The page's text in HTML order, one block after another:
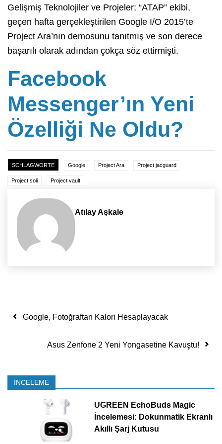
Gelişmiş Teknolojiler ve Projeler; “ATAP” ekibi,
geçen hafta gerçekleştirilen Google I/O 2015’te
Project Ara’nın demosunu tanıtmış ve son derece
başarılı olarak adından çokça söz ettirmişti.
Facebook
Messenger’ın Yeni
Özelliği Ne Oldu?
SCHLAGWORTE Google Project Ara Project jacguard
Project soli Project vault
Atılay Aşkale
Yazı dolaşımı
Google, Fotoğraftan Kalori Hesaplayacak
Asus Zenfone 2 Yeni Yongasetine Kavuştu!
İNCELEME
UGREEN EchoBuds Magic
İncelemesi: Dokunmatik Ekranlı
Akıllı Şarj Kutusu